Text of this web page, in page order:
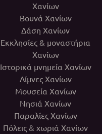
Χανίων
Βουνά Χανίων
Δάση Χανίων
Εκκλησίες & μοναστήρια
Χανίων
Ιστορικά μνημεία Χανίων
Λίμνες Χανίων
Μουσεία Χανίων
Νησιά Χανίων
Παραλίες Χανίων
Πόλεις & χωριά Χανίων